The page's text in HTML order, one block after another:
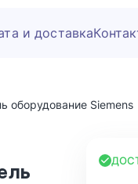
и доставка
оборудование Siemens